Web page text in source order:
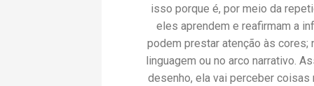
isso porque é, por meio da
eles aprendem e reafirmam a
podem prestar atenção às cores;
linguagem ou no arco narrativo.
desenho, ela vai perceber coisas